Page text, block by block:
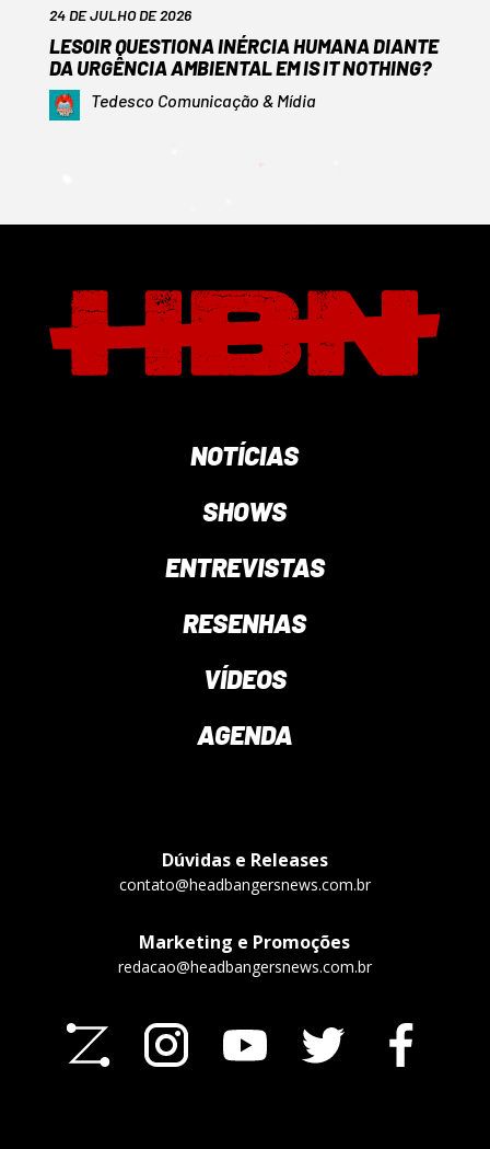
24 DE JULHO DE 2026
LESOIR QUESTIONA INÉRCIA HUMANA DIANTE
DA URGÊNCIA AMBIENTAL EM IS IT NOTHING?
Tedesco Comunicação & Mídia
NOTÍCIAS
SHOWS
ENTREVISTAS
RESENHAS
VÍDEOS
AGENDA
Dúvidas e Releases
contato@headbangersnews.com.br
Marketing e Promoções
redacao@headbangersnews.com.br